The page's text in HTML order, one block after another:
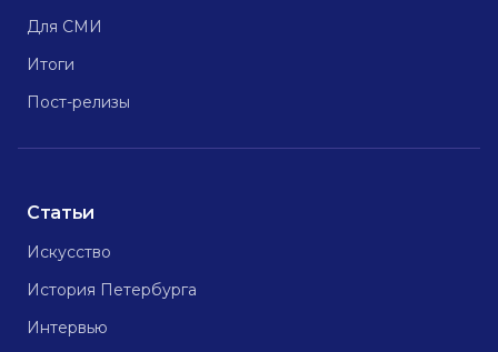
Для СМИ
Итоги
Пост-релизы
Статьи
Искусство
История Петербурга
Интервью